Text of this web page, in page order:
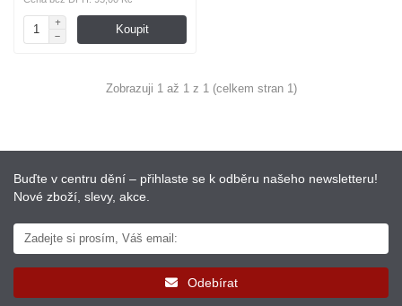
Koupit
Zobrazuji 1 až 1 z 1 (celkem stran 1)
Buďte v centru dění – přihlaste se k odběru našeho newsletteru!
Nové zboží, slevy, akce.
Odebírat